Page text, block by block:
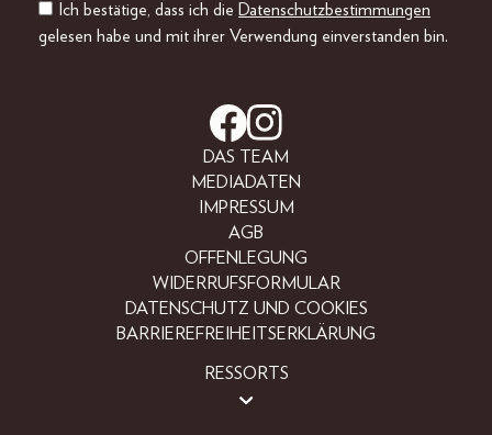
Ich bestätige, dass ich die Datenschutzbestimmungen
gelesen habe und mit ihrer Verwendung einverstanden bin.
DAS TEAM
MEDIADATEN
IMPRESSUM
AGB
OFFENLEGUNG
WIDERRUFSFORMULAR
DATENSCHUTZ UND COOKIES
BARRIEREFREIHEITSERKLÄRUNG
RESSORTS